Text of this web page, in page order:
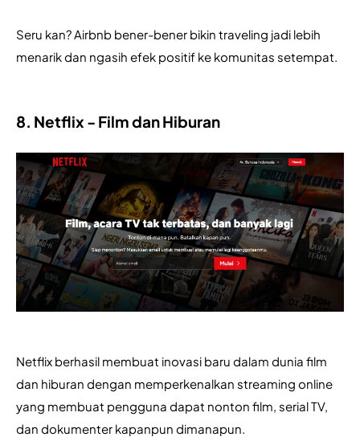
Seru kan? Airbnb bener-bener bikin traveling jadi lebih
menarik dan ngasih efek positif ke komunitas setempat.
8. Netflix - Film dan Hiburan
Netflix berhasil membuat inovasi baru dalam dunia film
dan hiburan dengan memperkenalkan streaming online
yang membuat pengguna dapat nonton film, serial TV,
dan dokumenter kapanpun dimanapun.